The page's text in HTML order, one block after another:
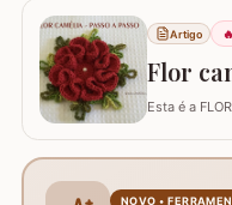
níveis que
Artigo
Flor
Esta é a
iniciar suas
NOVO •